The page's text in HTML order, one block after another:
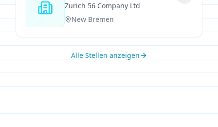
Zurich 56 Company Ltd
New Bremen
Alle Stellen anzeigen